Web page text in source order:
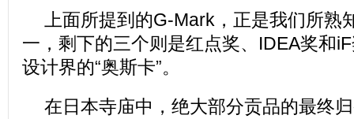
上面所提到的G-Mark，正是我们所熟
一，剩下的三个则是红点奖、IDEA奖和
设计界的“奥斯卡”。
在日本寺庙中，绝大部分贡品的最终